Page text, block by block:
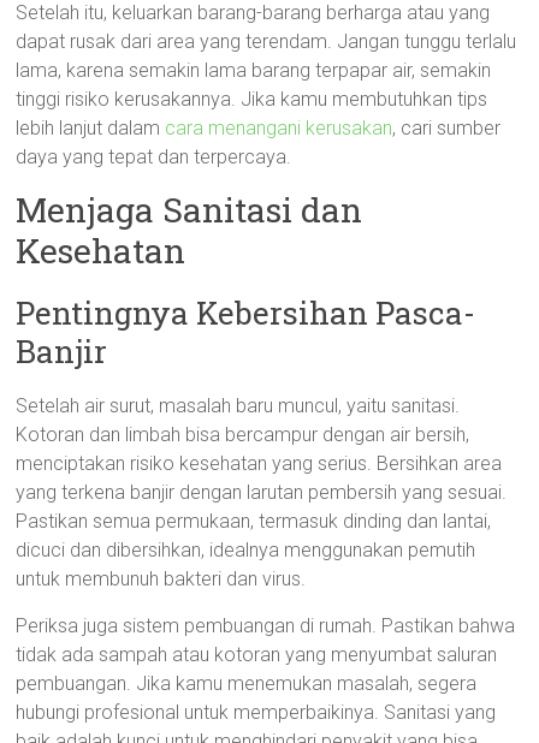
Setelah itu, keluarkan barang-barang berharga atau yang
dapat rusak dari area yang terendam. Jangan tunggu terlalu
lama, karena semakin lama barang terpapar air, semakin
tinggi risiko kerusakannya. Jika kamu membutuhkan tips
lebih lanjut dalam cara menangani kerusakan, cari sumber
daya yang tepat dan terpercaya.
Menjaga Sanitasi dan
Kesehatan
Pentingnya Kebersihan Pasca-
Banjir
Setelah air surut, masalah baru muncul, yaitu sanitasi.
Kotoran dan limbah bisa bercampur dengan air bersih,
menciptakan risiko kesehatan yang serius. Bersihkan area
yang terkena banjir dengan larutan pembersih yang sesuai.
Pastikan semua permukaan, termasuk dinding dan lantai,
dicuci dan dibersihkan, idealnya menggunakan pemutih
untuk membunuh bakteri dan virus.
Periksa juga sistem pembuangan di rumah. Pastikan bahwa
tidak ada sampah atau kotoran yang menyumbat saluran
pembuangan. Jika kamu menemukan masalah, segera
hubungi profesional untuk memperbaikinya. Sanitasi yang